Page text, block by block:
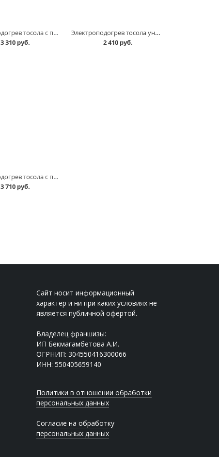
Электроподогрев тосола с помпой универсальный 2 кВт г.ТЮМЕНЬ в Омске
3 310 руб.
Электроподогрев тосола универсальный 1,5 кВт г.ТЮМЕНЬ в Омске
2 410 руб.
Электроподогрев тосола с помпой 2,0кВт /с монтажным комплектом/ ТОРНАДО в Омске
3 710 руб.
Сайт носит информационный
характер и ни при каких условиях не
является публичной офертой.
Владелец франшизы:
ИП Бекмагамбетова А.И.
ОГРНИП: 304550416300066
ИНН: 550405659140
Политики в отношении обработки
персональных данных
Согласие на обработку
персональных данных